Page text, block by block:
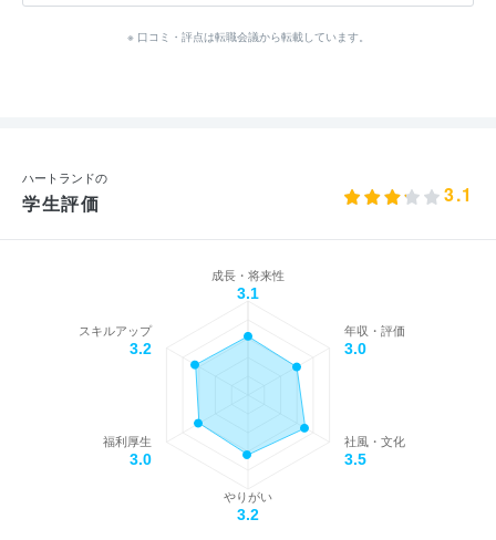
※ 口コミ・評点は転職会議から転載しています。
ハートランドの
学生評価 3.1
成長・将来性
3.1
年収・評価
3.0
社風・文化
3.5
やりがい
3.2
福利厚生
3.0
スキルアップ
3.2